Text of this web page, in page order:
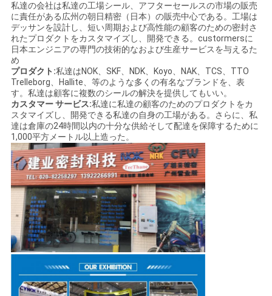
私達の会社は私達の工場シール、アフターセールスの市場の販売
に責任がある広州の朝日精密（日本）の販売中心である。工場は
デッサンを設計し、短い周期および高性能の顧客のための密封さ
れたプロダクトをカスタマイズし、開発できる。custormersに
日本エンジニアの専門の技術的なおよび生産サービスを与えるた
め
プロダクト:私達はNOK、SKF、NDK、Koyo、NAK、TCS、TTO
Trelleborg、Hallite、等のような多くの有名なブランドを、表
す。私達は顧客に複数のシールの解決を提供してもいい。
カスタマー サービス:私達に私達の顧客のためのプロダクトをカ
スタマイズし、開発できる私達の自身の工場がある。さらに、私
達は倉庫の24時間以内の十分な供給そして配達を保障するために
1,000平方メートル以上造った。